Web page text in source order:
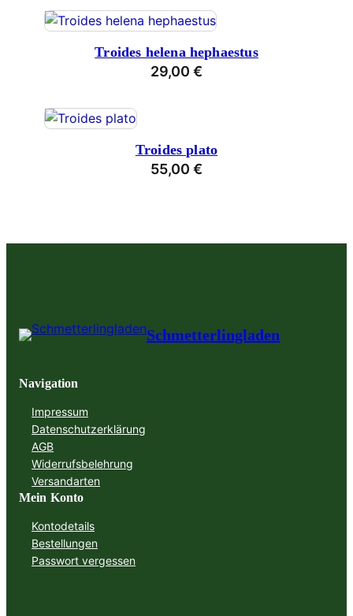
M
Troides helena hephaestus
29,00 €
Troides plato
55,00 €
Schmetterlingladen
Navigation
Impressum
Datenschutzerklärung
AGB
Widerrufsbelehrung
Versandarten
Mein Konto
Kontodetails
Bestellungen
Passwort vergessen